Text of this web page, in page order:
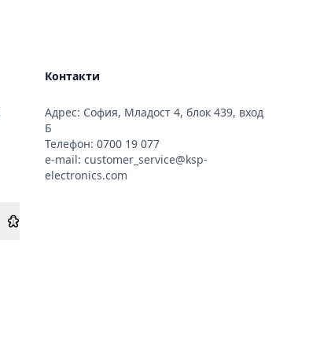
Контакти
Адрес: София, Младост 4, блок 439, вход
Б
Телефон: 0700 19 077
e-mail: customer_service@ksp-
electronics.com